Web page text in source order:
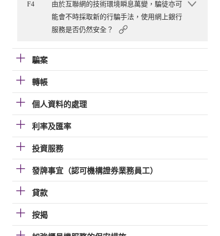
F4
由於互聯網的技術環境瞬息萬變，騙徒亦可
能會不時採取新的行騙手法，使用網上銀行
服務是否仍然安全？
騙案
轉帳
個人資料的處理
利率及匯率
投資服務
發牌事宜（認可機構證券業務員工）
貸款
按揭